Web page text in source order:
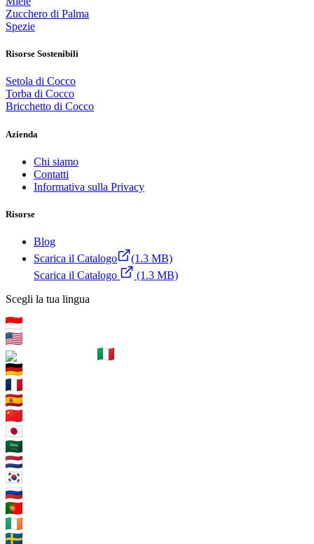
Zucchero di Palma
Spezie
Risorse Sostenibili
Setola di Cocco
Torba di Cocco
Bricchetto di Cocco
Azienda
Chi siamo
Contatti
Informativa sulla Privacy
Risorse
Blog
Scarica il Catalogo
(1.3 MB)
Scarica il Catalogo
(1.3 MB)
Scegli la tua lingua